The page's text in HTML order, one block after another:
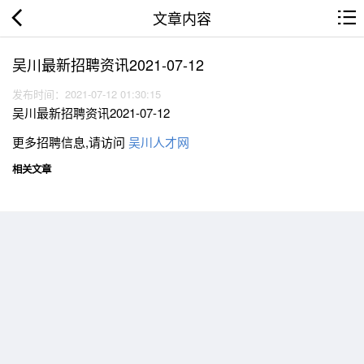
文章内容
吴川最新招聘资讯2021-07-12
发布时间：2021-07-12 01:30:15
吴川最新招聘资讯2021-07-12
更多招聘信息,请访问 吴川人才网
相关文章